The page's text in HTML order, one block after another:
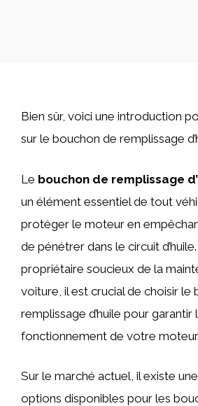
Bien sûr, voici une introduction
sur le bouchon de remplissage
Le bouchon de remplissage
un élément essentiel de tout
protéger le moteur en
de pénétrer dans le circuit
propriétaire soucieux de la
voiture, il est crucial de choisir le
remplissage d’huile pour garantir
fonctionnement de votre moteur.
Sur le marché actuel, il existe
options disponibles pour les